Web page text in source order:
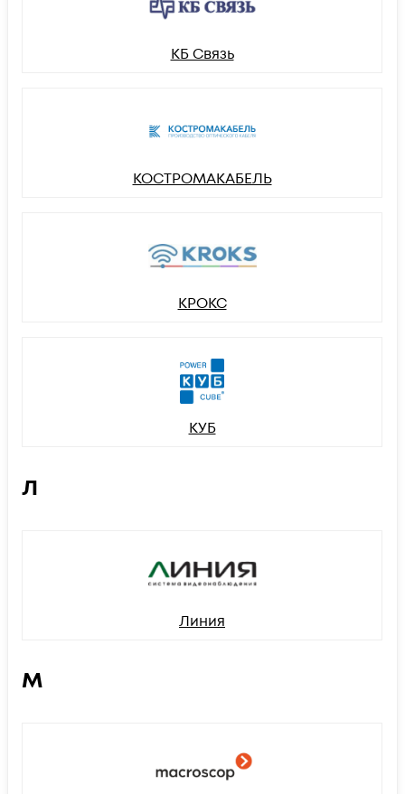
КБ Связь
КОСТРОМАКАБЕЛЬ
КРОКС
КУБ
Л
Линия
М